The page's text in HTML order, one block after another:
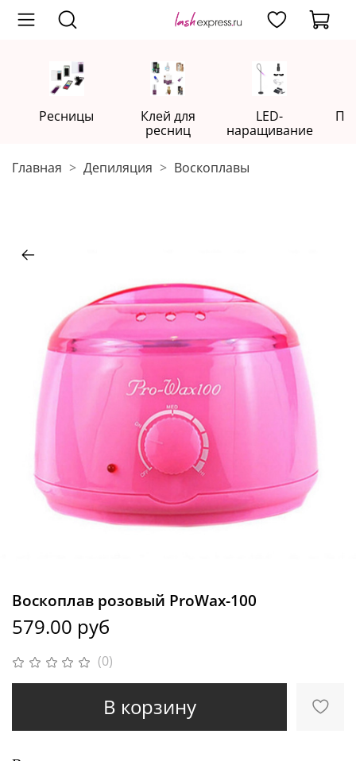
Ресницы
Клей для
ресниц
LED-
наращивание
Главная Депиляция Воскоплавы
(0)
Воскоплав розовый ProWax-100
579.00 руб
В корзину